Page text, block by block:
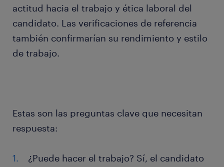
actitud hacia el trabajo y ética laboral del
candidato. Las verificaciones de referencia
también confirmarían su rendimiento y estilo
de trabajo.
Estas son las preguntas clave que necesitan
respuesta:
¿Puede hacer el trabajo? Sí, el candidato